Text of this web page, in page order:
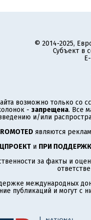
© 2014-2025,
Субъект в
возможно только со
- запрещена. Все
и/или
являются
и ПРИ
за факты и
международных
публикаций и могут с